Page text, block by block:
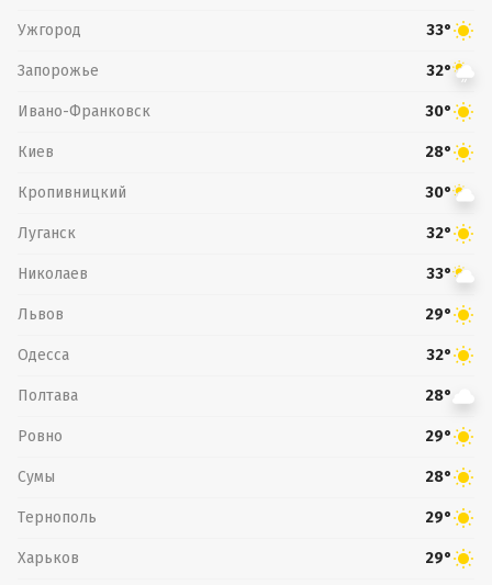
Ужгород 33°
Запорожье 32°
Ивано-Франковск 30°
Киев 28°
Кропивницкий 30°
Луганск 32°
Николаев 33°
Львов 29°
Одесса 32°
Полтава 28°
Ровно 29°
Сумы 28°
Тернополь 29°
Харьков 29°